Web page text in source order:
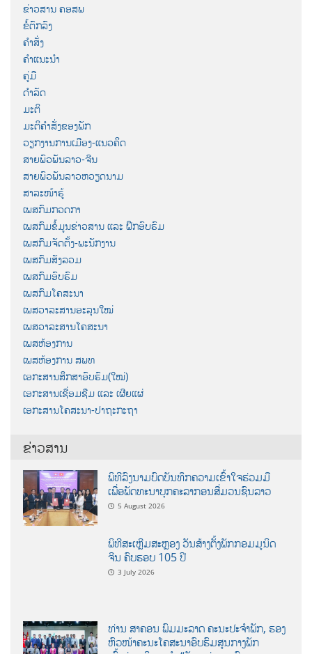
ຂ່າວສານ ຄອສພ
ຂໍ້ຕົກລົງ
ຄຳສັ່ງ
ຄຳແນະນຳ
ຄູ່ມື
ດຳລັດ
ມະຕິ
ມະຕິຄຳສັ່ງຂອງພັກ
ວຽກງານການເມືອງ-ແນວຄິດ
ສາຍພົວພັນລາວ-ຈີນ
ສາຍພົວພັນລາວຫວຽດນາມ
ສາລະໜ້າຮູ້
ເພສກົມກວດກາ
ເພສກົມຂໍ້ມູນຂ່າວສານ ແລະ ຝຶກອົບຮົມ
ເພສກົມຈັດຕັ້ງ-ພະນັກງານ
ເພສກົມສັງລວມ
ເພສກົມອົບຮົມ
ເພສກົມໂຄສະນາ
ເພສວາລະສານອະລຸນໃໝ່
ເພສວາລະສານໂຄສະນາ
ເພສຫ້ອງການ
ເພສຫ້ອງການ ສພທ
ເອກະສານສຶກສາອົບຮົມ(ໃໝ່)
ເອກະສານເຊື່ອມຊືມ ແລະ ເຜີຍແຜ່
ເອກະສານໂຄສະນາ-ປາຖະກະຖາ
ຂ່າວສານ
ພິທີລົງນາມບົດບັນທຶກຄວາມເຂົ້າໃຈຮ່ວມມື
ເພື່ອພັດທະນາບຸກຄະລາກອນສື່ມວນຊົນລາວ
5 August 2026
ພິທີສະເຫຼີມສະຫຼອງ ວັນສ້າງຕັ້ງພັກກອມມູນິດ
ຈີນ ຄົບຮອບ 105 ປີ
3 July 2026
ເຂົ້າຮ່ວມກິດຈະກຳ “ວັນແຫ່ງການສົນທະນາ
ລະຫວ່າງອາລະຍະທຳສາກົນ” ປະຈຳປີ 2026